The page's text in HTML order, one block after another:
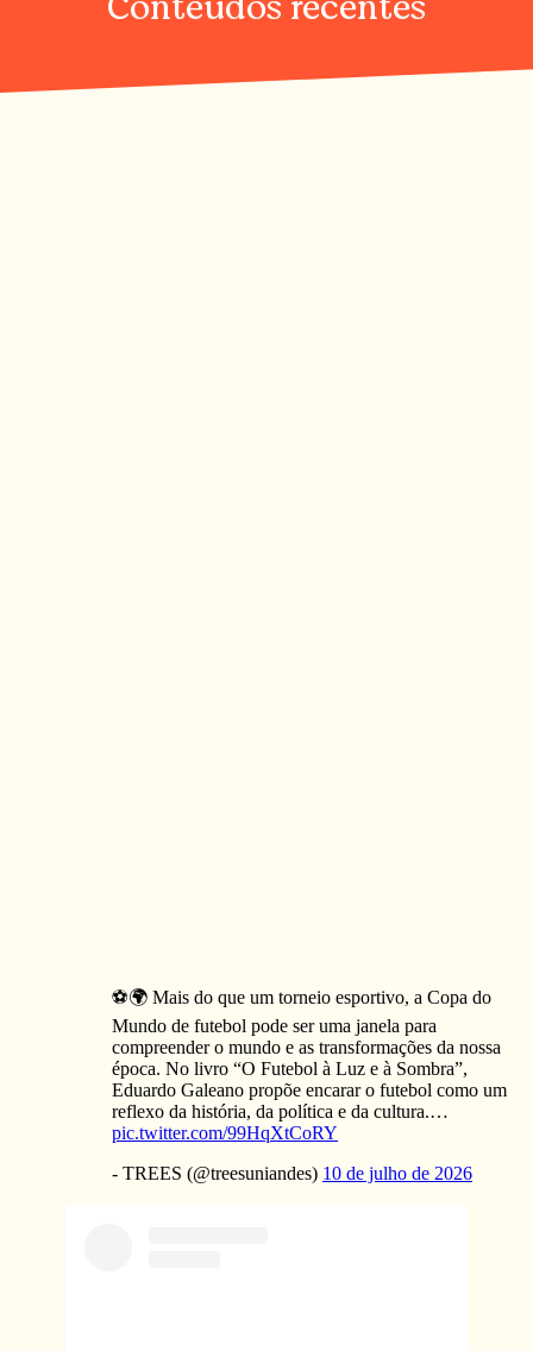
⚽🌍 Mais do que um torneio esportivo, a Copa do
Mundo de futebol pode ser uma janela para
compreender o mundo e as transformações da nossa
época. No livro “O Futebol à Luz e à Sombra”,
Eduardo Galeano propõe encarar o futebol como um
reflexo da história, da política e da cultura.…
pic.twitter.com/99HqXtCoRY
- TREES (@treesuniandes) 10 de julho de 2026